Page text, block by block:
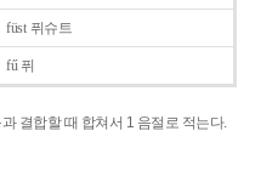
füst 퓌슈트
fű 퓌
과 결합할 때 합쳐서 1 음절로 적는다.